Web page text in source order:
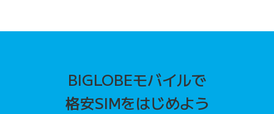
BIGLOBEモバイルで
格安SIMをはじめよう